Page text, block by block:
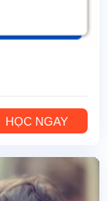
HỌC NGAY